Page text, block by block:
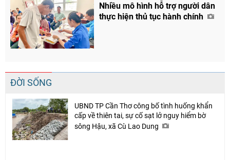
Nhiều mô hình hỗ trợ người dân
thực hiện thủ tục hành chính
ĐỜI SỐNG
UBND TP Cần Thơ công bố tình huống khẩn
cấp về thiên tai, sự cố sạt lở nguy hiểm bờ
sông Hậu, xã Cù Lao Dung